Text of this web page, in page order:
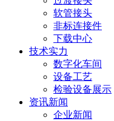
软管接头
非标连接件
下载中心
技术实力
数字化车间
设备工艺
检验设备展示
资讯新闻
企业新闻